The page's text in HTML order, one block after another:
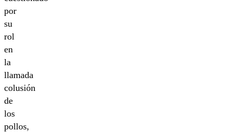
por
su
rol
en
la
llamada
colusión
de
los
pollos,